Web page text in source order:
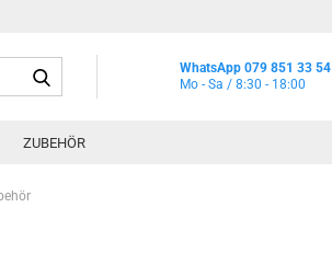
WhatsApp 079 851 33 54
Mo - Sa / 8:30 - 18:00
ZUBEHÖR